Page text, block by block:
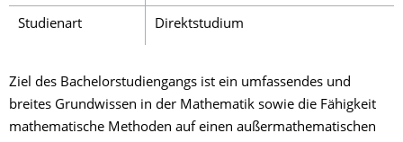
Studienart Direktstudium
Ziel des Bachelorstudiengangs ist ein umfassendes und
breites Grundwissen in der Mathematik sowie die Fähigkeit
mathematische Methoden auf einen außermathematischen